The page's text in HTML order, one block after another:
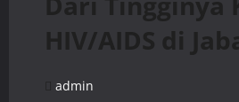
HIV/AIDS di
admin